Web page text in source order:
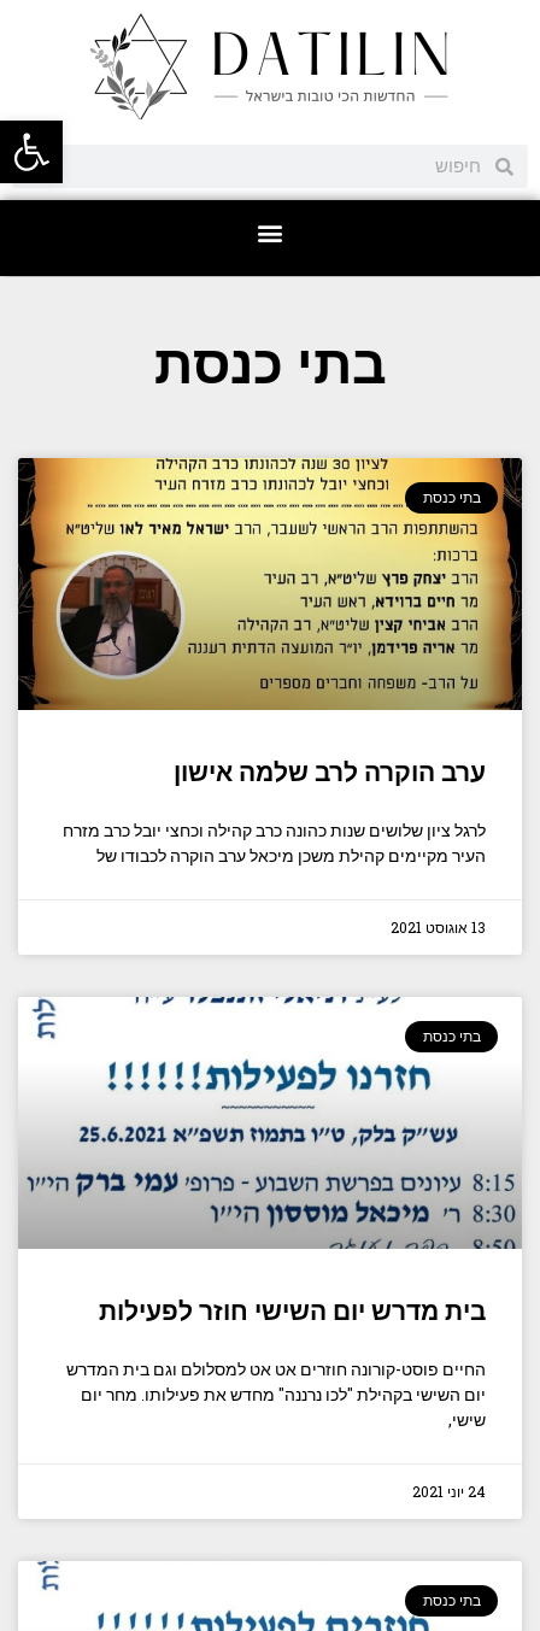
פתח
בתי כנסת
בתי כנסת
ערב הוקרה לרב שלמה אישון
לרגל ציון שלושים שנות כהונה כרב קהילה וכחצי יובל כרב מזרח
העיר מקיימים קהילת משכן מיכאל ערב הוקרה לכבודו של
13 אוגוסט 2021
בתי כנסת
בית מדרש יום השישי חוזר לפעילות
החיים פוסט-קורונה חוזרים אט אט למסלולם וגם בית המדרש
יום השישי בקהילת "לכו נרננה" מחדש את פעילותו. מחר יום
שישי,
24 יוני 2021
בתי כנסת